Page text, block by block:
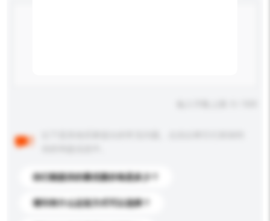
你们能提供的最优惠价格是多少？
请问有什么运送方式可以选择？